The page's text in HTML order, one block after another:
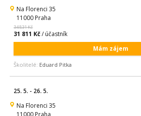
Na Florenci 35
11000 Praha
34 831 Kč
31 811 Kč/ účastník
Mám zájem
Školitelé: Eduard Pitka
25. 5. - 26. 5.
Na Florenci 35
11000 Praha